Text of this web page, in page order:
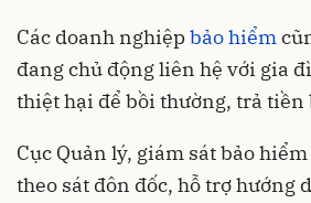
Các doanh nghiệpbảo hiểm
đang chủ động liên hệ với gia
thiệt hại để bồi thường, trả tiền
Cục Quản lý, giám sát bảo
theo sát đôn đốc, hỗ trợ hướng